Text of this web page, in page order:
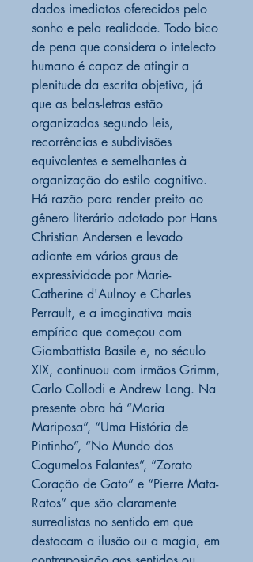
dados imediatos oferecidos pelo
sonho e pela realidade. Todo bico
de pena que considera o intelecto
humano é capaz de atingir a
plenitude da escrita objetiva, já
que as belas-letras estão
organizadas segundo leis,
recorrências e subdivisões
equivalentes e semelhantes à
organização do estilo cognitivo.
Há razão para render preito ao
gênero literário adotado por Hans
Christian Andersen e levado
adiante em vários graus de
expressividade por Marie-
Catherine d'Aulnoy e Charles
Perrault, e a imaginativa mais
empírica que começou com
Giambattista Basile e, no século
XIX, continuou com irmãos Grimm,
Carlo Collodi e Andrew Lang. Na
presente obra há “Maria
Mariposa”, “Uma História de
Pintinho”, “No Mundo dos
Cogumelos Falantes”, “Zorato
Coração de Gato” e “Pierre Mata-
Ratos” que são claramente
surrealistas no sentido em que
destacam a ilusão ou a magia, em